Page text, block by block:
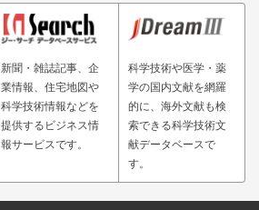
新聞・雑誌記事、企
業情報、住宅地図や
科学技術情報などを
提供するビジネス情
報サービスです。
科学技術や医学・薬
学の国内文献を網羅
的に、海外文献も検
索できる科学技術文
献データベースで
す。